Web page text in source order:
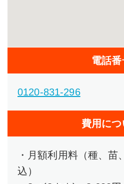
電話番
0120-831-296
費用につ
・月額利用料（種、苗
込）